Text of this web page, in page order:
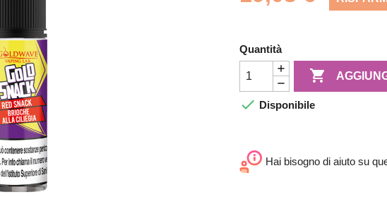
Quantità

 Disponibile
Hai bisogno di aiuto su